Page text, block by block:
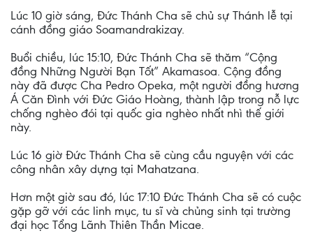
Lúc 10 giờ sáng, Đức Thánh Cha sẽ chủ sự Thánh lễ tại
cánh đồng giáo Soamandrakizay.
Buổi chiều, lúc 15:10, Đức Thánh Cha sẽ thăm “Cộng
đồng Những Người Bạn Tốt” Akamasoa. Cộng đồng
này đã được Cha Pedro Opeka, một người đồng hương
Á Căn Đình với Đức Giáo Hoàng, thành lập trong nỗ lực
chống nghèo đói tại quốc gia nghèo nhất nhì thế giới
này.
Lúc 16 giờ Đức Thánh Cha sẽ cùng cầu nguyện với các
công nhân xây dựng tại Mahatzana.
Hơn một giờ sau đó, lúc 17:10 Đức Thánh Cha sẽ có cuộc
gặp gỡ với các linh mục, tu sĩ và chủng sinh tại trường
đại học Tổng Lãnh Thiên Thần Micae.